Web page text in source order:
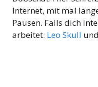
Internet, mit mal
Pausen. Falls dich
arbeitet: Leo Skull und